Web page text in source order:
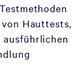
Hauttests,